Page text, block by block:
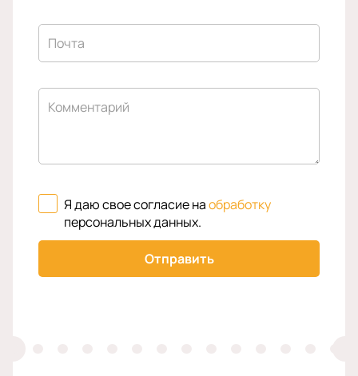
Почта
Комментарий
Я даю свое согласие наобработку
персональных данных.
Отправить